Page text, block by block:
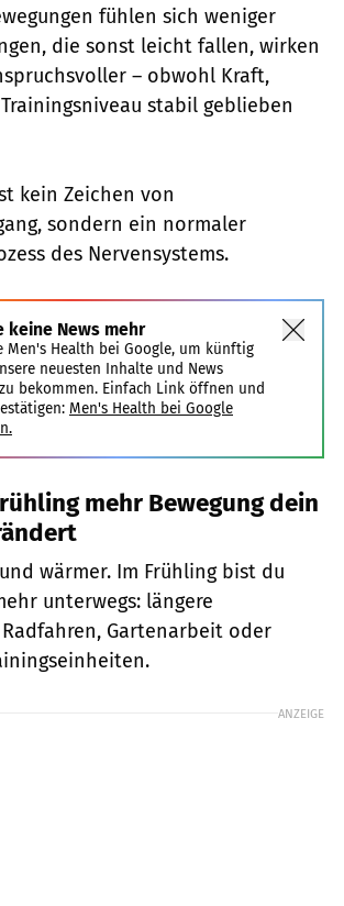
fühlen sich weniger
die sonst leicht fallen, wirken
– obwohl Kraft,
stabil geblieben
kein Zeichen von
sondern ein normaler
des Nervensystems.
keine News mehr
Men's Health bei Google, um künftig
neuesten Inhalte und News
bekommen. Einfach Link öffnen und
Men's Health bei Google
mehr Bewegung dein
wärmer. Im Frühling bist du
unterwegs: längere
Radfahren, Gartenarbeit oder
ANZEIGE